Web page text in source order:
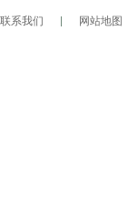
联系我们 网站地图